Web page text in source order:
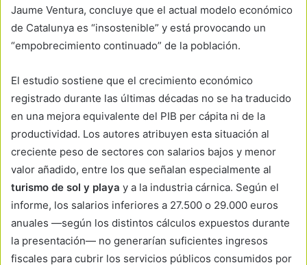
Jaume Ventura, concluye que el actual modelo económico
de Catalunya es “insostenible” y está provocando un
“empobrecimiento continuado” de la población.
El estudio sostiene que el crecimiento económico
registrado durante las últimas décadas no se ha traducido
en una mejora equivalente del PIB per cápita ni de la
productividad. Los autores atribuyen esta situación al
creciente peso de sectores con salarios bajos y menor
valor añadido, entre los que señalan especialmente al
turismo de sol y playa y a la industria cárnica. Según el
informe, los salarios inferiores a 27.500 o 29.000 euros
anuales —según los distintos cálculos expuestos durante
la presentación— no generarían suficientes ingresos
fiscales para cubrir los servicios públicos consumidos por